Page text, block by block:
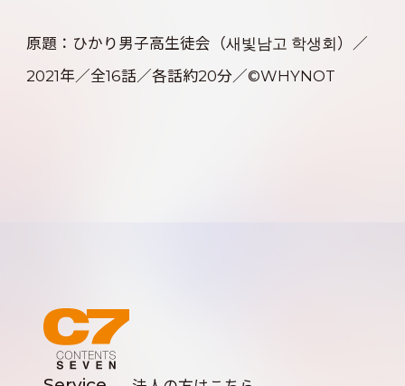
原題：ひかり男子高生徒会（새빛남고 학생회）／
2021年／全16話／各話約20分／©WHYNOT